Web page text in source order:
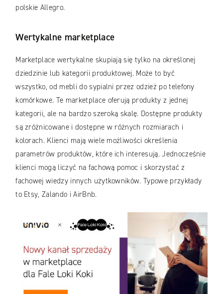
polskie Allegro.
Wertykalne marketplace
Marketplace wertykalne skupiają się tylko na określonej
dziedzinie lub kategorii produktowej. Może to być
wszystko, od mebli do sypialni przez odzież po telefony
komórkowe. Te marketplace oferują produkty z jednej
kategorii, ale na bardzo szeroką skalę. Dostępne produkty
są zróżnicowane i dostępne w różnych rozmiarach i
kolorach. Klienci mają wiele możliwości określenia
parametrów produktów, które ich interesują. Jednocześnie
klienci mogą liczyć na fachową pomoc i skorzystać z
fachowej wiedzy innych użytkowników. Typowe przykłady
to Etsy, Zalando i AirBnb.